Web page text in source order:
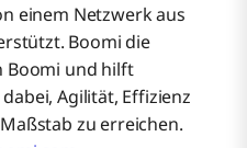
einem Netzwerk aus
Boomi die
Boomi und hilft
Agilität, Effizienz
zu erreichen.